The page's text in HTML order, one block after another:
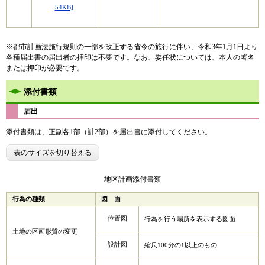
54KB]
※都市計画法施行規則の一部を改正する省令の施行に伴い、令和3年1月1日より
各種届出書の届出者の押印は不要です。なお、委任状については、本人の署名
または押印が必要です。
添付書類
届出
添付書類は、正副各1部（計2部）を届出書に添付してください。
表のサイズを切り替える
行為の種類 図 面
地区計画添付書類
土地の区画形質の変更
位置図 行為を行う場所を表示する図面
設計図 縮尺100分の1以上のもの